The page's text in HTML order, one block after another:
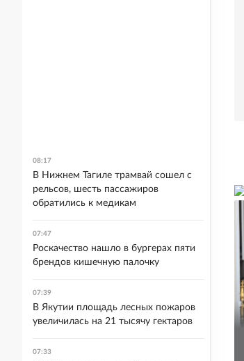
08:17
В Нижнем Тагиле трамвай сошел с
рельсов, шесть пассажиров
обратились к медикам
07:47
Роскачество нашло в бургерах пяти
брендов кишечную палочку
07:39
В Якутии площадь лесных пожаров
увеличилась на 21 тысячу гектаров
07:33